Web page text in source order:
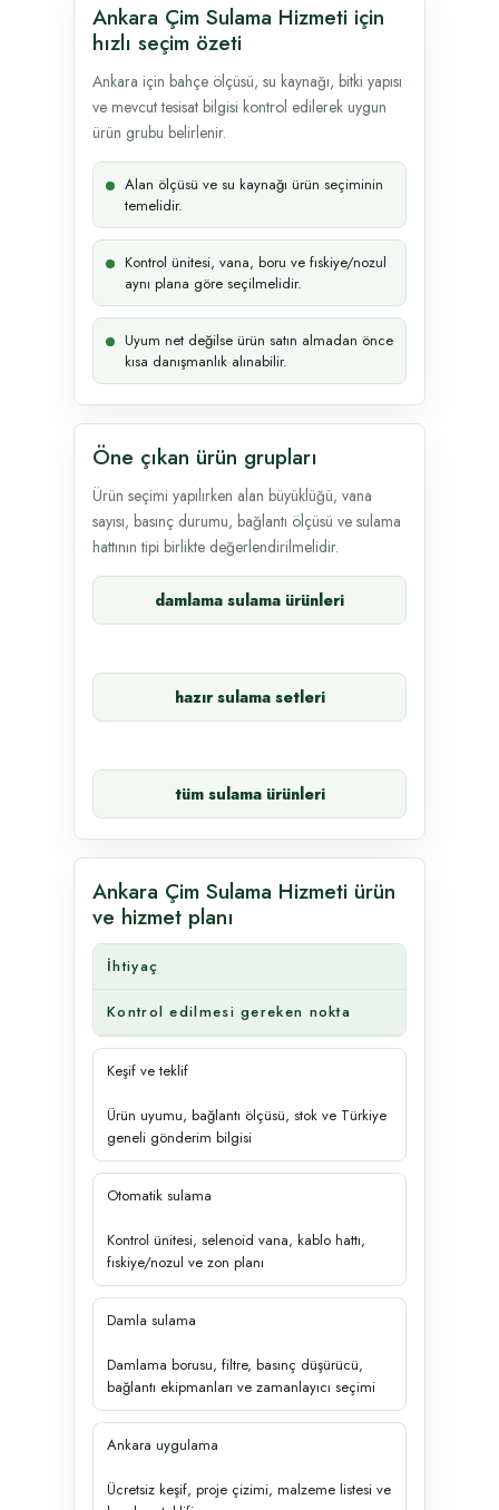
Ankara Çim Sulama Hizmeti için
hızlı seçim özeti
Ankara için bahçe ölçüsü, su kaynağı, bitki yapısı
ve mevcut tesisat bilgisi kontrol edilerek uygun
ürün grubu belirlenir.
Alan ölçüsü ve su kaynağı ürün seçiminin
temelidir.
Kontrol ünitesi, vana, boru ve fıskiye/nozul
aynı plana göre seçilmelidir.
Uyum net değilse ürün satın almadan önce
kısa danışmanlık alınabilir.
Öne çıkan ürün grupları
Ürün seçimi yapılırken alan büyüklüğü, vana
sayısı, basınç durumu, bağlantı ölçüsü ve sulama
hattının tipi birlikte değerlendirilmelidir.
damlama sulama ürünleri
hazır sulama setleri
tüm sulama ürünleri
Ankara Çim Sulama Hizmeti ürün
ve hizmet planı
İhtiyaç
Kontrol edilmesi gereken nokta
Keşif ve teklif
Ürün uyumu, bağlantı ölçüsü, stok ve Türkiye
geneli gönderim bilgisi
Otomatik sulama
Kontrol ünitesi, selenoid vana, kablo hattı,
fıskiye/nozul ve zon planı
Damla sulama
Damlama borusu, filtre, basınç düşürücü,
bağlantı ekipmanları ve zamanlayıcı seçimi
Ankara uygulama
Ücretsiz keşif, proje çizimi, malzeme listesi ve